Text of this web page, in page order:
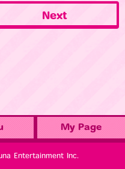
Next
My Page
Entertainment Inc.